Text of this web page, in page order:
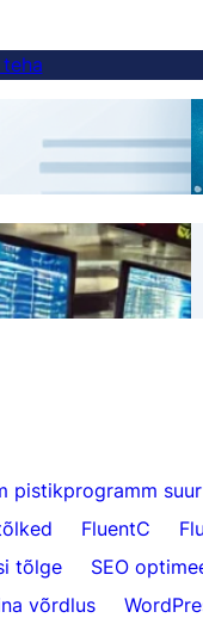
alamdomeeni
konkreetse sisu jaoks
pistikprogramm
FluentC
tõlge
SEO
võrdlus